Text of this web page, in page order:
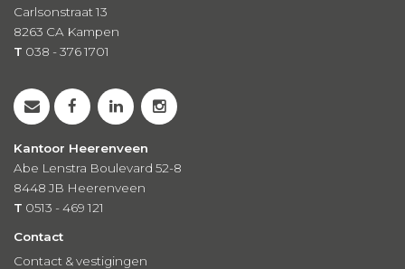
Carlsonstraat 13
8263 CA Kampen
T 038 - 376 1701
Kantoor Heerenveen
Abe Lenstra Boulevard 52-8
8448 JB Heerenveen
T 0513 - 469 121
Contact
Contact & vestigingen